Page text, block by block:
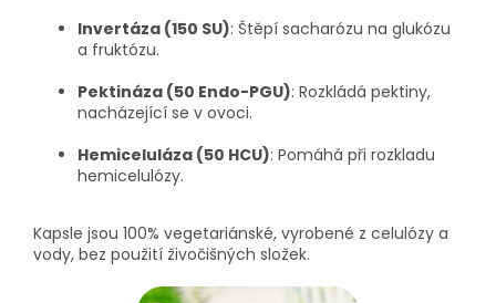
Invertáza (150 SU): Štěpí sacharózu na glukózu
a fruktózu.
Pektináza (50 Endo-PGU): Rozkládá pektiny,
nacházející se v ovoci.
Hemiceluláza (50 HCU): Pomáhá při rozkladu
hemicelulózy.
Kapsle jsou 100% vegetariánské, vyrobené z celulózy a
vody, bez použití živočišných složek.